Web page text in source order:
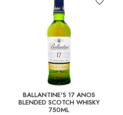
BALLANTINE'S 17 ANOS
BLENDED SCOTCH WHISKY
750ML